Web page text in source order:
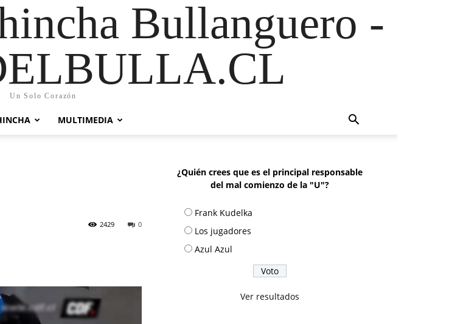
Bullanguero -
Un Solo Corazón
MULTIMEDIA
0
2429
¿Quién crees que es el principal responsable
del mal comienzo de la "U"?
Frank Kudelka
Los jugadores
Azul Azul
Ver resultados